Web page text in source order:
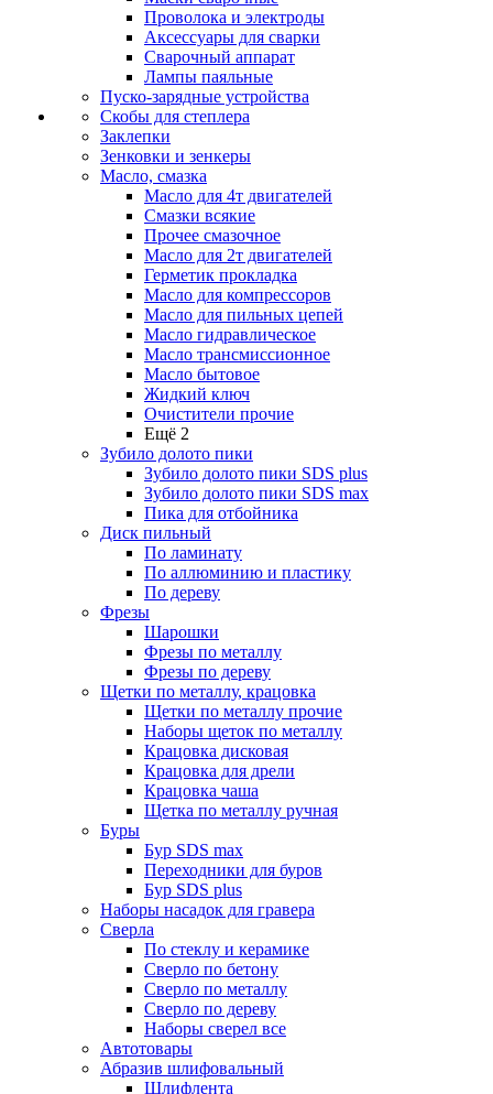
Проволока и электроды
Аксессуары для сварки
Сварочный аппарат
Лампы паяльные
Пуско-зарядные устройства
Скобы для степлера
Заклепки
Зенковки и зенкеры
Масло, смазка
Масло для 4т двигателей
Смазки всякие
Прочее смазочное
Масло для 2т двигателей
Герметик прокладка
Масло для компрессоров
Масло для пильных цепей
Масло гидравлическое
Масло трансмиссионное
Масло бытовое
Жидкий ключ
Очистители прочие
Ещё 2
Зубило долото пики
Зубило долото пики SDS plus
Зубило долото пики SDS max
Пика для отбойника
Диск пильный
По ламинату
По аллюминию и пластику
По дереву
Фрезы
Шарошки
Фрезы по металлу
Фрезы по дереву
Щетки по металлу, крацовка
Щетки по металлу прочие
Наборы щеток по металлу
Крацовка дисковая
Крацовка для дрели
Крацовка чаша
Щетка по металлу ручная
Буры
Бур SDS max
Переходники для буров
Бур SDS plus
Наборы насадок для гравера
Сверла
По стеклу и керамике
Сверло по бетону
Сверло по металлу
Сверло по дереву
Наборы сверел все
Автотовары
Абразив шлифовальный
Шлифлента